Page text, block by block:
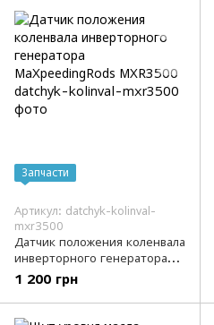
Запчасти
Артикул: datchyk-kolinval-
mxr3500
Датчик положения коленвала
инверторного генератора
MaXpeedingRods MXR3500
1 200 грн